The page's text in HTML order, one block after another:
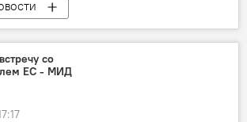
со
ЕС - МИД